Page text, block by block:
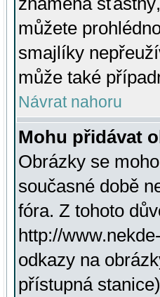
můžete
smajlíky
může také
Návrat nahoru
Mohu přidávat
Obrázky se
současné době
fóra. Z tohoto
http://
odkazy na
přístupná